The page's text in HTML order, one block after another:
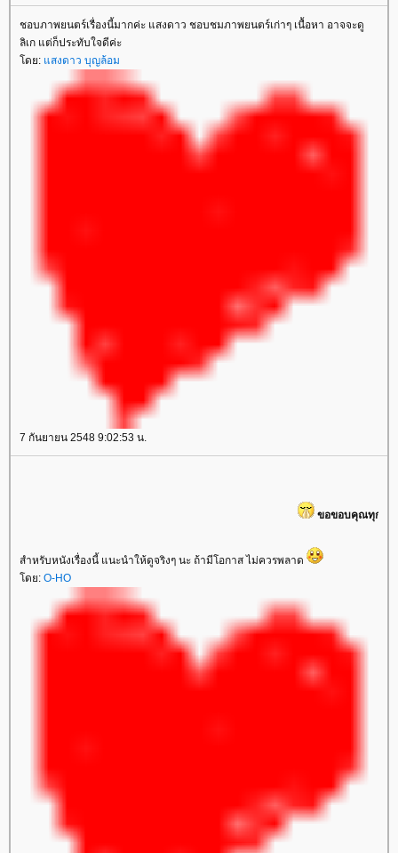
ชอบภาพยนตร์เรื่องนี้มากค่ะ แสงดาว ชอบชมภาพยนตร์เก่าๆ เนื้อหา อาจจะดู
ลิเก แต่ก็ประทับใจดีค่ะ
ดย: สงดาว บุญล้อม
7 กันยายน 2548 9:02:53 น.
ขอขอบคุณทุกๆ ท่านที่แวะมาเ
สำหรับหนังเรื่องนี้ แนะนำให้ดูจริงๆ นะ ถ้ามีโอกาส ไม่ควรพลาด
ดย: O-HO